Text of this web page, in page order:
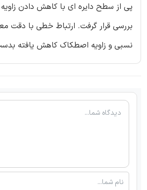
پی از سطح دایره ای با کاهش دادن
بررسی قرار گرفت. ارتباط خطی با دقت
نسبی و زاویه اصطکاک کاهش یافته